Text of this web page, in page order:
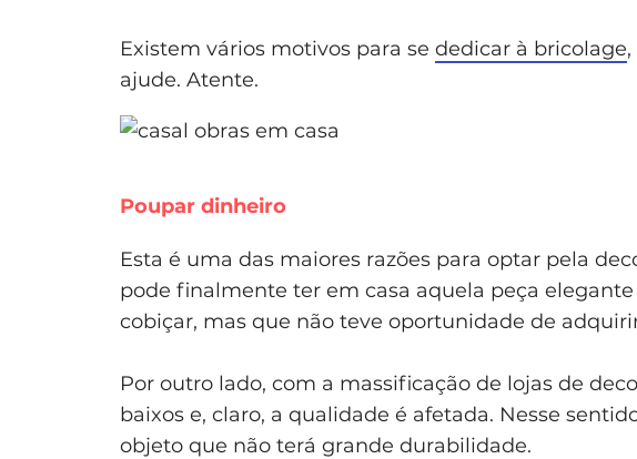
Existem vários motivos para se dedicar à bricolage
ajude. Atente.
Poupar dinheiro
Esta é uma das maiores razões para optar pela
pode finalmente ter em casa aquela peça
cobiçar, mas que não teve oportunidade de
Por outro lado, com a massificação de lojas de
baixos e, claro, a qualidade é afetada. Nesse
objeto que não terá grande durabilidade.